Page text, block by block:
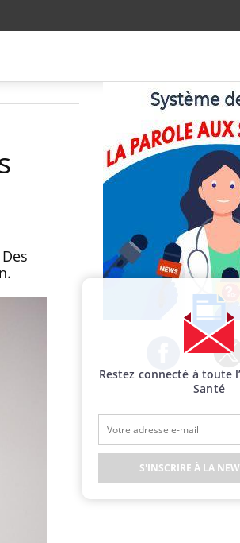
Facebook
Restez connecté à toute
Santé
S'INSCRIRE À LA